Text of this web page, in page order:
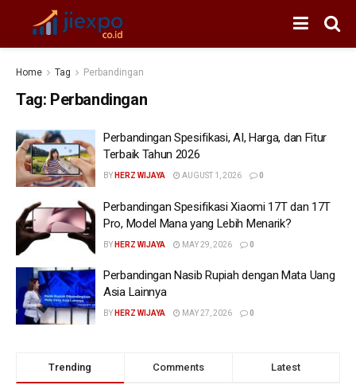
Home Tag Perbandingan
Tag: Perbandingan
Perbandingan Spesifikasi, AI, Harga, dan Fitur
Terbaik Tahun 2026
BY HERZ WIJAYA AUGUST 1, 2026 0
Perbandingan Spesifikasi Xiaomi 17T dan 17T
Pro, Model Mana yang Lebih Menarik?
BY HERZ WIJAYA MAY 29, 2026 0
Perbandingan Nasib Rupiah dengan Mata Uang
Asia Lainnya
BY HERZ WIJAYA MAY 27, 2026 0
Trending Comments Latest